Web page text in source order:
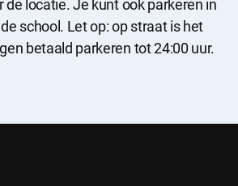
de locatie. Je kunt ook parkeren in
school. Let op: op straat is het
betaald parkeren tot 24:00 uur.